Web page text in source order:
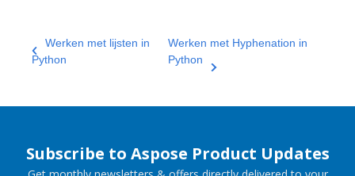
Werken met lijsten in
Python
Werken met Hyphenation in
Python
Subscribe to Aspose Product Updates